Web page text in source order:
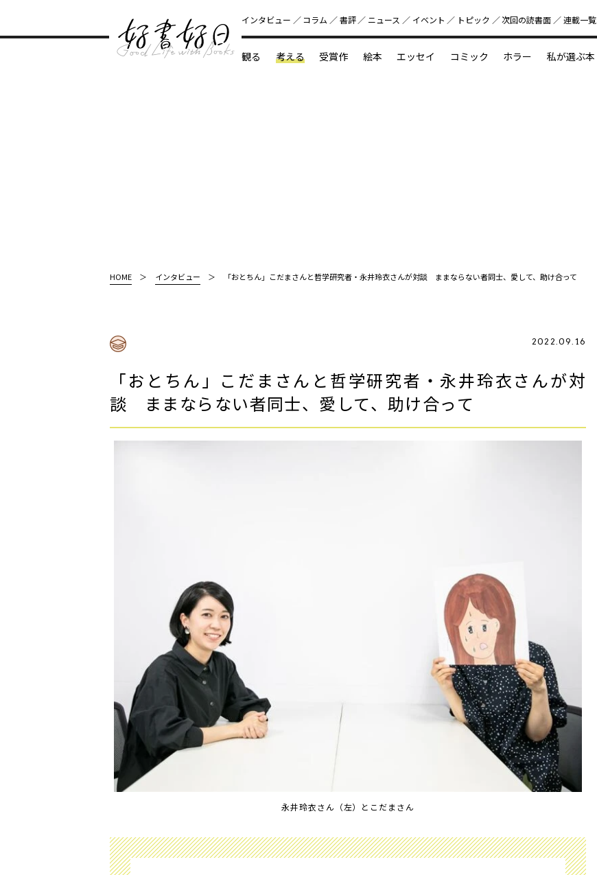
好書好日
インタビュー コラム 書評 ニュース イベント トピック 次回の読書⾯ 連載一覧
観る 考える 受賞作 絵本 エッセイ コミック ホラー 私が選ぶ本
HOME インタビュー 「おとちん」こだまさんと哲学研究者・永井玲衣さんが対談 ままならない者同士、愛して、助け合って
2022.09.16
「おとちん」こだまさんと哲学研究者・永井玲衣さんが対
談 ままならない者同士、愛して、助け合って
永井玲衣さん（左）とこだまさん